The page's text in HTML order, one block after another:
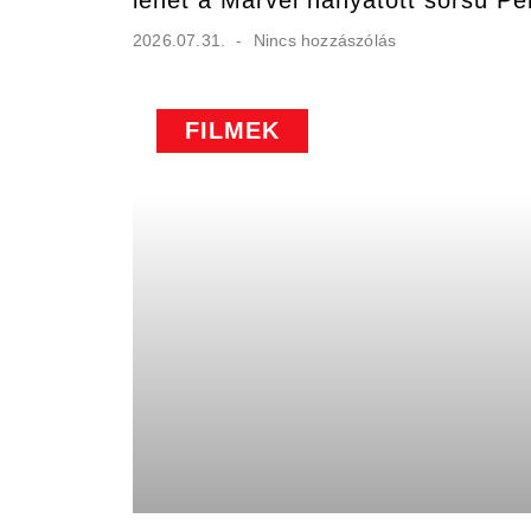
2026.07.31. Nincs hozzászólás
FILMEK